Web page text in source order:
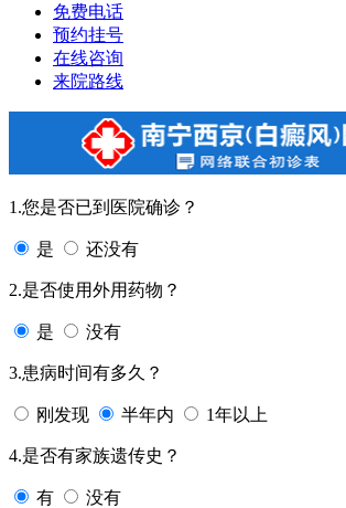
免费电话
预约挂号
在线咨询
来院路线
1.您是否已到医院确诊？
是 还没有
2.是否使用外用药物？
是 没有
3.患病时间有多久？
刚发现 半年内 1年以上
4.是否有家族遗传史？
有 没有